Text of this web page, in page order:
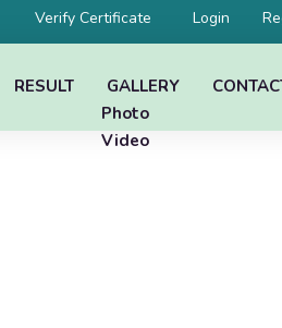
Verify Certificate Login
GALLERY
Photo
Video
RESULT